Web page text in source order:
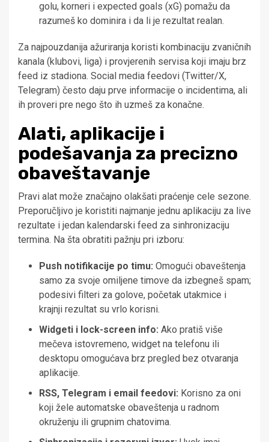
golu, korneri i expected goals (xG) pomažu da
razumeš ko dominira i da li je rezultat realan.
Za najpouzdanija ažuriranja koristi kombinaciju zvaničnih
kanala (klubovi, liga) i provjerenih servisa koji imaju brz
feed iz stadiona. Social media feedovi (Twitter/X,
Telegram) često daju prve informacije o incidentima, ali
ih proveri pre nego što ih uzmeš za konačne.
Alati, aplikacije i
podešavanja za precizno
obaveštavanje
Pravi alat može značajno olakšati praćenje cele sezone.
Preporučljivo je koristiti najmanje jednu aplikaciju za live
rezultate i jedan kalendarski feed za sinhronizaciju
termina. Na šta obratiti pažnju pri izboru:
Push notifikacije po timu: Omogući obaveštenja
samo za svoje omiljene timove da izbegneš spam;
podesivi filteri za golove, početak utakmice i
krajnji rezultat su vrlo korisni.
Widgeti i lock-screen info: Ako pratiš više
mečeva istovremeno, widget na telefonu ili
desktopu omogućava brz pregled bez otvaranja
aplikacije.
RSS, Telegram i email feedovi: Korisno za oni
koji žele automatske obaveštenja u radnom
okruženju ili grupnim chatovima.